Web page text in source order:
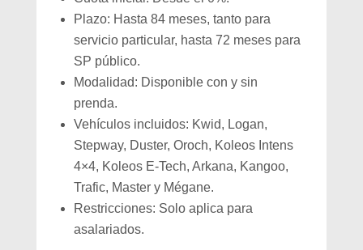
Plazo: Hasta 84 meses, tanto para
servicio particular, hasta 72 meses para
SP público.
Modalidad: Disponible con y sin
prenda.
Vehículos incluidos: Kwid, Logan,
Stepway, Duster, Oroch, Koleos Intens
4×4, Koleos E-Tech, Arkana, Kangoo,
Trafic, Master y Mégane.
Restricciones: Solo aplica para
asalariados.